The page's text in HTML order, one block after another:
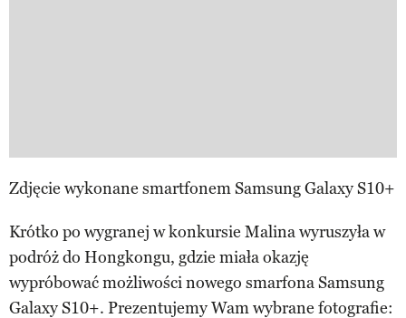
Zdjęcie wykonane smartfonem Samsung Galaxy S10+
Krótko po wygranej w konkursie Malina wyruszyła w
podróż do Hongkongu, gdzie miała okazję
wypróbować możliwości nowego smarfona Samsung
Galaxy S10+. Prezentujemy Wam wybrane fotografie: